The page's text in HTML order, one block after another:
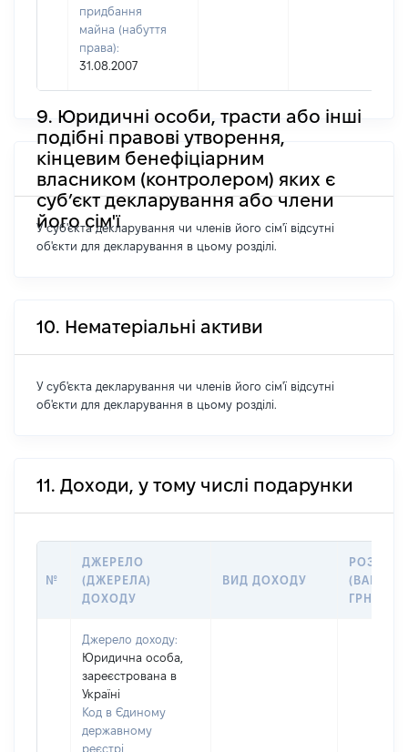
придбання
майна (набуття
права):
31.08.2007
9. Юридичні особи, трасти або інші
подібні правові утворення,
кінцевим бенефіціарним
власником (контролером) яких є
суб’єкт декларування або члени
його сім'ї
У суб'єкта декларування чи членів його сім'ї відсутні
об'єкти для декларування в цьому розділі.
10. Нематеріальні активи
У суб'єкта декларування чи членів його сім'ї відсутні
об'єкти для декларування в цьому розділі.
11. Доходи, у тому числі подарунки
№
ДЖЕРЕЛО
(ДЖЕРЕЛА)
ДОХОДУ
ВИД ДОХОДУ
РОЗМІР
ГРН
Джерело доходу:
Юридична особа,
зареєстрована в
Україні
Код в Єдиному
державному
реєстрі